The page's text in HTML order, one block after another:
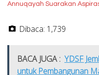
Annuqayah Suarakan
Dibaca: 1,739
BACA JUGA : YDSF
untuk Pembangunan